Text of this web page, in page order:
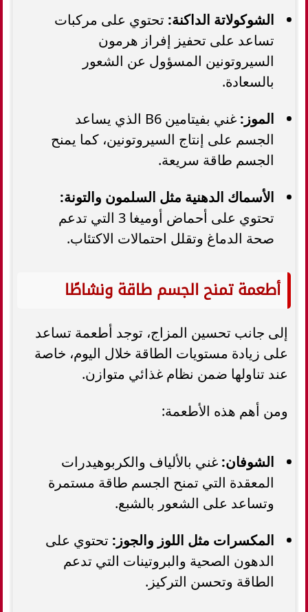
الشوكولاتة الداكنة: تحتوي على مركبات
تساعد على تحفيز إفراز هرمون
السيروتونين المسؤول عن الشعور
بالسعادة.
الموز:
غني بفيتامين B6 الذي يساعد
الجسم على إنتاج السيروتونين، كما يمنح
الجسم طاقة سريعة.
الأسماك الدهنية مثل السلمون والتونة:
تحتوي على أحماض أوميغا 3 التي تدعم
صحة الدماغ وتقلل احتمالات الاكتئاب.
أطعمة تمنح الجسم طاقة ونشاطًا
إلى جانب تحسين المزاج، توجد أطعمة تساعد
على زيادة مستويات الطاقة خلال اليوم، خاصة
عند تناولها ضمن نظام غذائي متوازن.
ومن أهم هذه الأطعمة:
الشوفان: غني بالألياف والكربوهيدرات
المعقدة التي تمنح الجسم طاقة مستمرة
وتساعد على الشعور بالشبع.
المكسرات مثل اللوز والجوز: تحتوي على
الدهون الصحية والبروتينات التي تدعم
الطاقة وتحسن التركيز.